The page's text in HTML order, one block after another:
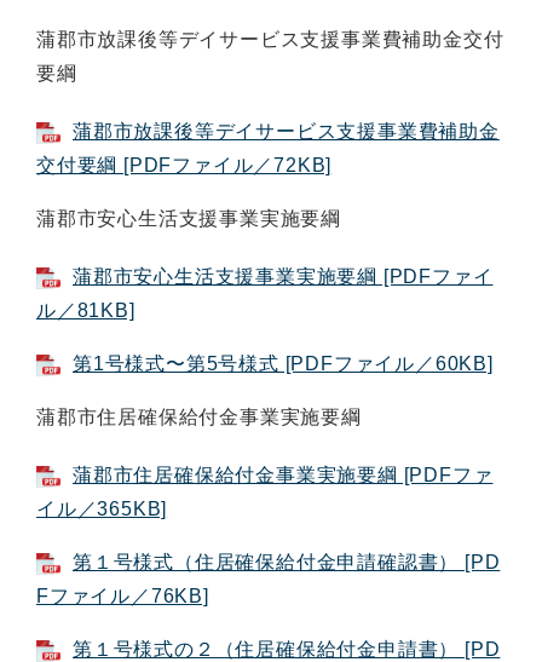
蒲郡市放課後等デイサービス支援事業費補助金交付
要綱
蒲郡市放課後等デイサービス支援事業費補助金
交付要綱 [PDFファイル／72KB]
蒲郡市安心生活支援事業実施要綱
蒲郡市安心生活支援事業実施要綱 [PDFファイ
ル／81KB]
第1号様式〜第5号様式 [PDFファイル／60KB]
蒲郡市住居確保給付金事業実施要綱
蒲郡市住居確保給付金事業実施要綱 [PDFファ
イル／365KB]
第１号様式（住居確保給付金申請確認書） [PD
Fファイル／76KB]
第１号様式の２（住居確保給付金申請書） [PD